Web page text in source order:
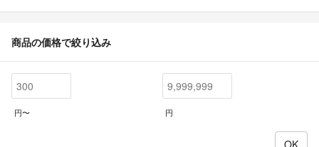
商品の価格で絞り込み
円〜 円